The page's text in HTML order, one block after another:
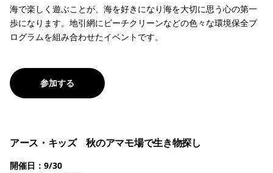
海で楽しく遊ぶことが、海を好きになり海を大切に思う心の第一
歩になります。地引網にビーチクリーンなどの色々な環境保全プ
ログラムを組み合わせたイベントです。
参加する
アース・キッズ 秋のアマモ場で生き物探し
開催日：9/30